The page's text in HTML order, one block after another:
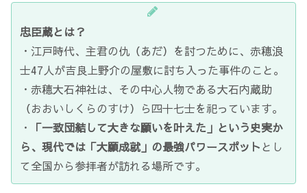
忠臣蔵とは？
・江戸時代、主君の仇（あだ）を討つために、赤穂浪
士47人が吉良上野介の屋敷に討ち入った事件のこと。
・赤穂大石神社は、その中心人物である大石内蔵助
（おおいしくらのすけ）ら四十七士を祀っています。
・
「一致団結して大きな願いを叶えた」という史実か
ら、現代では「大願成就」の最強パワースポットとし
て全国から参拝者が訪れる場所です。